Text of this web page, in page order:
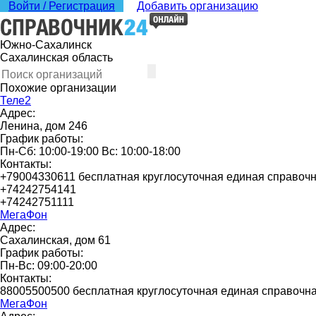
Войти / Регистрация Добавить организацию
Южно-Сахалинск
Сахалинская область
Похожие организации
Теле2
Адрес:
Ленина, дом 246
График работы:
Пн-Сб: 10:00-19:00 Вс: 10:00-18:00
Контакты:
+79004330611 бесплатная круглосуточная единая
+74242754141
+74242751111
МегаФон
Адрес:
Сахалинская, дом 61
График работы:
Пн-Вс: 09:00-20:00
Контакты:
88005500500 бесплатная круглосуточная единая
МегаФон